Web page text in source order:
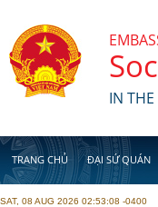
IN
TRANG CHỦ ĐẠI SỨ QUÁN
SAT, 08 AUG 2026 02:53:08 -0400